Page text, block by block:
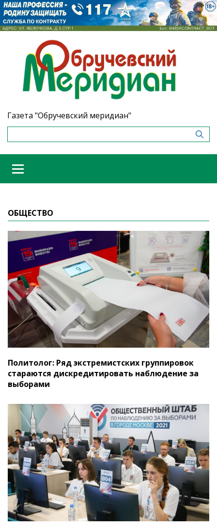
Газета "Обручевский меридиан"
ОБЩЕСТВО
Политолог: Ряд экстремистских группировок
стараются дискредитировать наблюдение за
выборами